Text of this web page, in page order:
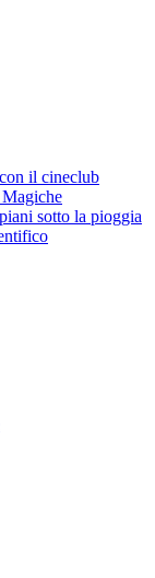
il cineclub
sotto la pioggia